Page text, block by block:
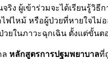
ง ผู้เข้าร่วมจะได้เรียนรู้วิ
ไหม้ หรือผู้ป่วยที่หายใจไ
ในภาวะฉุกเฉิน ตั้งแต่ขั้นต
ล หลักสูตรการปฐมพยาบาลที่